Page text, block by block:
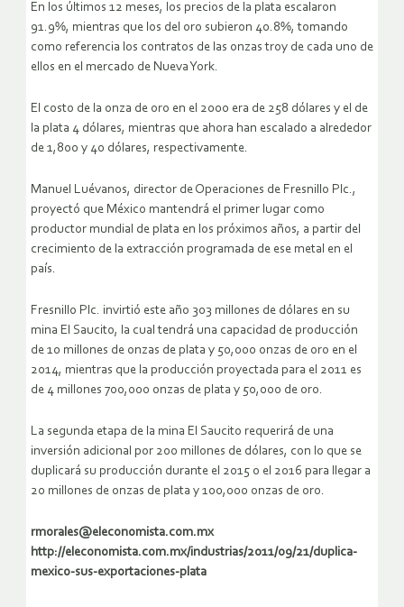
En los últimos 12 meses, los precios de la plata escalaron
91.9%, mientras que los del oro subieron 40.8%, tomando
como referencia los contratos de las onzas troy de cada uno de
ellos en el mercado de Nueva York.
El costo de la onza de oro en el 2000 era de 258 dólares y el de
la plata 4 dólares, mientras que ahora han escalado a alrededor
de 1,800 y 40 dólares, respectivamente.
Manuel Luévanos, director de Operaciones de Fresnillo Plc.,
proyectó que México mantendrá el primer lugar como
productor mundial de plata en los próximos años, a partir del
crecimiento de la extracción programada de ese metal en el
país.
Fresnillo Plc. invirtió este año 303 millones de dólares en su
mina El Saucito, la cual tendrá una capacidad de producción
de 10 millones de onzas de plata y 50,000 onzas de oro en el
2014, mientras que la producción proyectada para el 2011 es
de 4 millones 700,000 onzas de plata y 50,000 de oro.
La segunda etapa de la mina El Saucito requerirá de una
inversión adicional por 200 millones de dólares, con lo que se
duplicará su producción durante el 2015 o el 2016 para llegar a
20 millones de onzas de plata y 100,000 onzas de oro.
rmorales@eleconomista.com.mx
http://eleconomista.com.mx/industrias/2011/09/21/duplica-
mexico-sus-exportaciones-plata